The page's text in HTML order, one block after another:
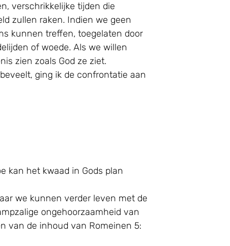
verschrikkelijke tijden die
zullen raken. Indien we geen
kunnen treffen, toegelaten door
of woede. Als we willen
zien zoals God ze ziet.
ging ik de confrontatie aan
kan het kwaad in Gods plan
we kunnen verder leven met de
ongehoorzaamheid van
van de inhoud van Romeinen 5: